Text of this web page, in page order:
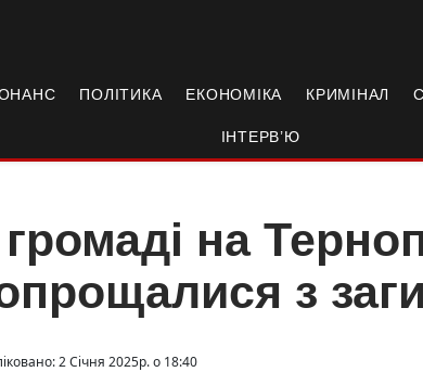
ПОЛІТИКА ЕКОНОМІКА КРИМІНАЛ
ІНТЕРВ’Ю
на
з
2 Січня 2025р. о 18:40